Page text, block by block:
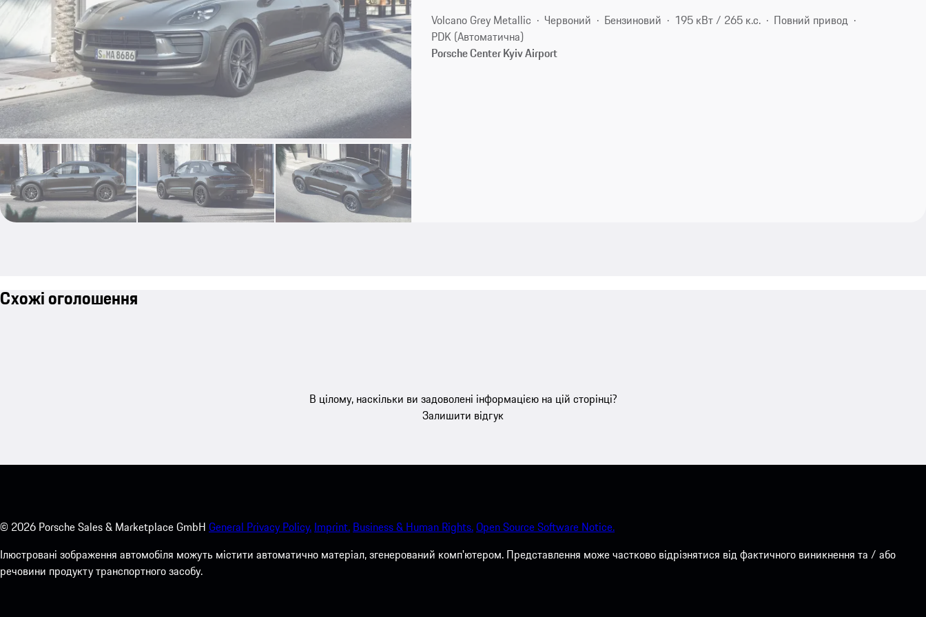
Volcano Grey Metallic Червоний Бензиновий 195 кВт / 265 к.с.
Повний привод
PDK (Автоматична)
Porsche Center Kyiv Airport
Схожі оголошення
В цілому, наскільки ви задоволені інформацією на цій сторінці?
Залишити відгук
© 2026 Porsche Sales & Marketplace GmbH General Privacy Policy. Imprint. Business & Human Rights.Open Source Software Notice.
Ілюстровані зображення автомобіля можуть містити автоматично матеріал, згенерований комп'ютером. Представлення може частково відрізнятися від фактичного виникнення та / або
речовини продукту транспортного засобу.